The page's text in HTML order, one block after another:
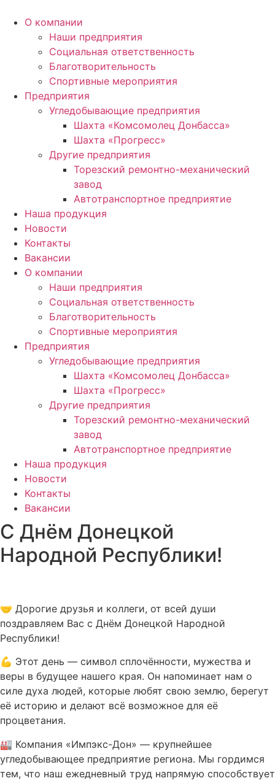
содержимому
О компании
Наши предприятия
Социальная ответственность
Благотворительность
Спортивные мероприятия
Предприятия
Угледобывающие предприятия
Шахта «Комсомолец Донбасса»
Шахта «Прогресс»
Другие предприятия
Торезский ремонтно-механический
завод
Автотранспортное предприятие
Наша продукция
Новости
Контакты
Вакансии
О компании
Наши предприятия
Социальная ответственность
Благотворительность
Спортивные мероприятия
Предприятия
Угледобывающие предприятия
Шахта «Комсомолец Донбасса»
Шахта «Прогресс»
Другие предприятия
Торезский ремонтно-механический
завод
Автотранспортное предприятие
Наша продукция
Новости
Контакты
Вакансии
С Днём Донецкой
Народной Республики!
🤝 Дорогие друзья и коллеги, от всей души
поздравляем Вас с Днём Донецкой Народной
Республики!
💪 Этот день — символ сплочённости, мужества и
веры в будущее нашего края. Он напоминает нам о
силе духа людей, которые любят свою землю, берегут
её историю и делают всё возможное для её
процветания.
🏭 Компания «Импэкс-Дон» — крупнейшее
угледобывающее предприятие региона. Мы гордимся
тем, что наш ежедневный труд напрямую способствует